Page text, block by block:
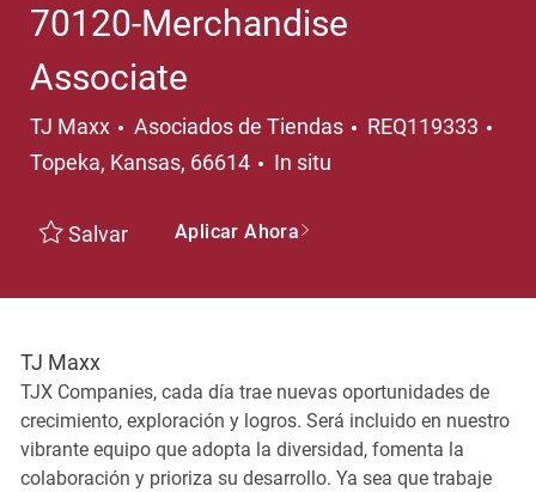
70120-Merchandise
Associate
TJ Maxx Categoría
Asociados de Tiendas REQ119333
Topeka, Kansas, 66614
In situ
Salvar Aplicar Ahora
TJ Maxx
TJX Companies, cada día trae nuevas oportunidades de
crecimiento, exploración y logros. Será incluido en nuestro
vibrante equipo que adopta la diversidad, fomenta la
colaboración y prioriza su desarrollo. Ya sea que trabaje